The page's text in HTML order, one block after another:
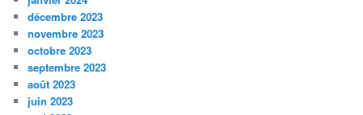
décembre 2023
novembre 2023
octobre 2023
septembre 2023
août 2023
juin 2023